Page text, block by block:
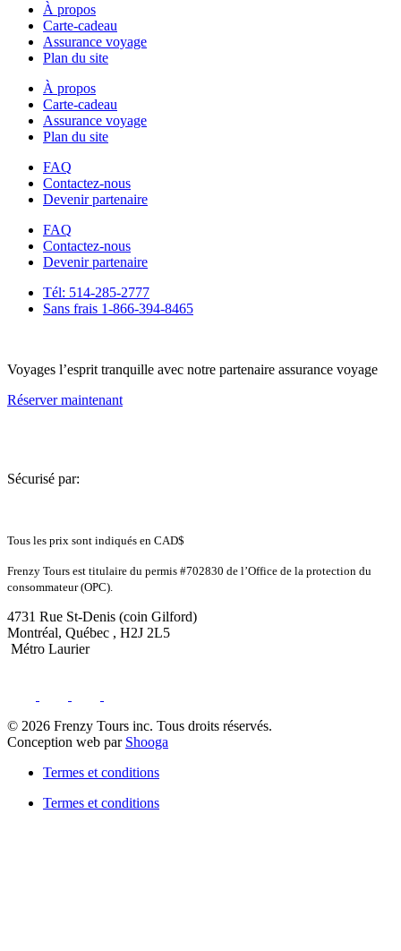
À propos
Carte-cadeau
Assurance voyage
Plan du site
À propos
Carte-cadeau
Assurance voyage
Plan du site
FAQ
Contactez-nous
Devenir partenaire
FAQ
Contactez-nous
Devenir partenaire
Tél: 514-285-2777
Sans frais 1-866-394-8465
Voyages l’esprit tranquille avec notre partenaire assurance voyage
Réserver maintenant
Sécurisé par:
Tous les prix sont indiqués en CAD$
Frenzy Tours est titulaire du permis #702830 de l’Office de la protection du
consommateur (OPC).
4731 Rue St-Denis (coin Gilford)
Montréal, Québec , H2J 2L5
Métro Laurier
© 2026 Frenzy Tours inc. Tous droits réservés.
Conception web par Shooga
Termes et conditions
Termes et conditions